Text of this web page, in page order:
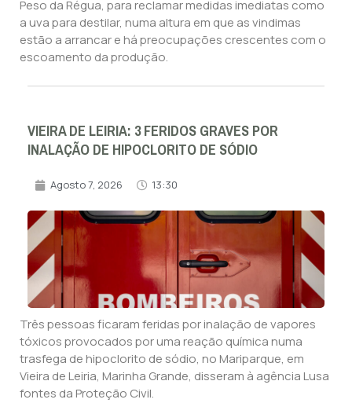
Peso da Régua, para reclamar medidas imediatas como
a uva para destilar, numa altura em que as vindimas
estão a arrancar e há preocupações crescentes com o
escoamento da produção.
VIEIRA DE LEIRIA: 3 FERIDOS GRAVES POR
INALAÇÃO DE HIPOCLORITO DE SÓDIO
Agosto 7, 2026 13:30
Três pessoas ficaram feridas por inalação de vapores
tóxicos provocados por uma reação química numa
trasfega de hipoclorito de sódio, no Mariparque, em
Vieira de Leiria, Marinha Grande, disseram à agência Lusa
fontes da Proteção Civil.